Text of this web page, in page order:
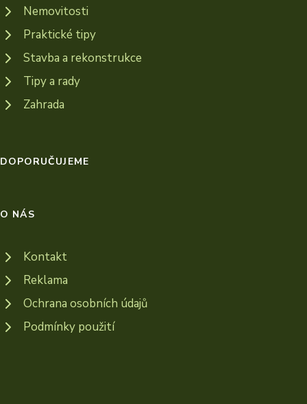
Nemovitosti
Praktické tipy
Stavba a rekonstrukce
Tipy a rady
Zahrada
DOPORUČUJEME
O NÁS
Kontakt
Reklama
Ochrana osobních údajů
Podmínky použití